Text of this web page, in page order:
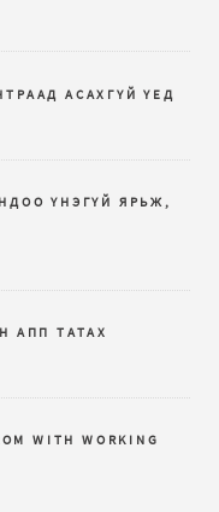
АСАХГҮЙ ҮЕД
ҮНЭГҮЙ ЯРЬЖ,
АПП ТАТАХ
WITH WORKING